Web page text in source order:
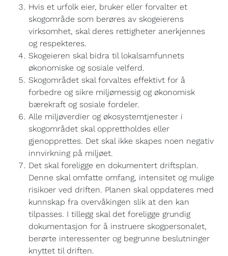
Hvis et urfolk eier, bruker eller forvalter et
skogområde som berøres av skogeierens
virksomhet, skal deres rettigheter anerkjennes
og respekteres.
Skogeieren skal bidra til lokalsamfunnets
økonomiske og sosiale velferd.
Skogområdet skal forvaltes effektivt for å
forbedre og sikre miljømessig og økonomisk
bærekraft og sosiale fordeler.
Alle miljøverdier og økosystemtjenester i
skogområdet skal opprettholdes eller
gjenopprettes. Det skal ikke skapes noen negativ
innvirkning på miljøet.
Det skal foreligge en dokumentert driftsplan.
Denne skal omfatte omfang, intensitet og mulige
risikoer ved driften. Planen skal oppdateres med
kunnskap fra overvåkingen slik at den kan
tilpasses. I tillegg skal det foreligge grundig
dokumentasjon for å instruere skogpersonalet,
berørte interessenter og begrunne beslutninger
knyttet til driften.